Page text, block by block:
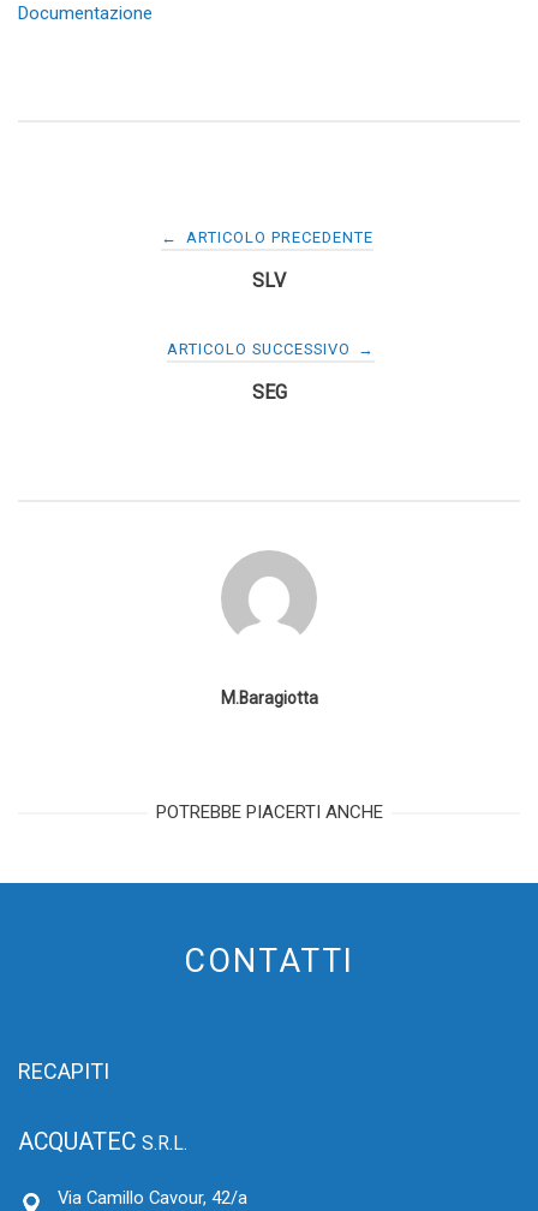
Documentazione
Navigazione
← ARTICOLO PRECEDENTE
SLV
ARTICOLO SUCCESSIVO →
SEG
M.Baragiotta
POTREBBE PIACERTI ANCHE
CONTATTI
RECAPITI
ACQUATEC S.R.L.
Via Camillo Cavour, 42/a